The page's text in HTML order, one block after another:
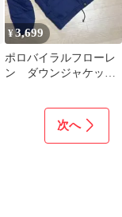
¥3,699
ポロバイラルフローレ
ン ダウンジャケッ
次へ